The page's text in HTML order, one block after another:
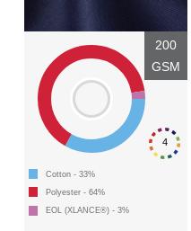
4
200
GSM
Cotton - 33%
Polyester - 64%
EOL (XLANCE®) - 3%